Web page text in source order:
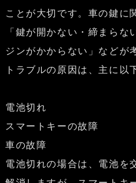
ことが大切です。車の鍵に
「鍵が開かない・締まらな
ジンがかからない」などが
トラブルの原因は、主に以
電池切れ
スマートキーの故障
車の故障
電池切れの場合は、電池を